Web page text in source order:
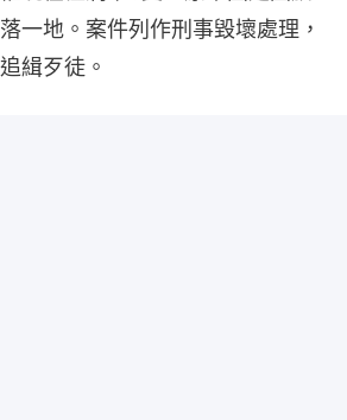
一地。案件列作刑事毀壞處理，
緝歹徒。